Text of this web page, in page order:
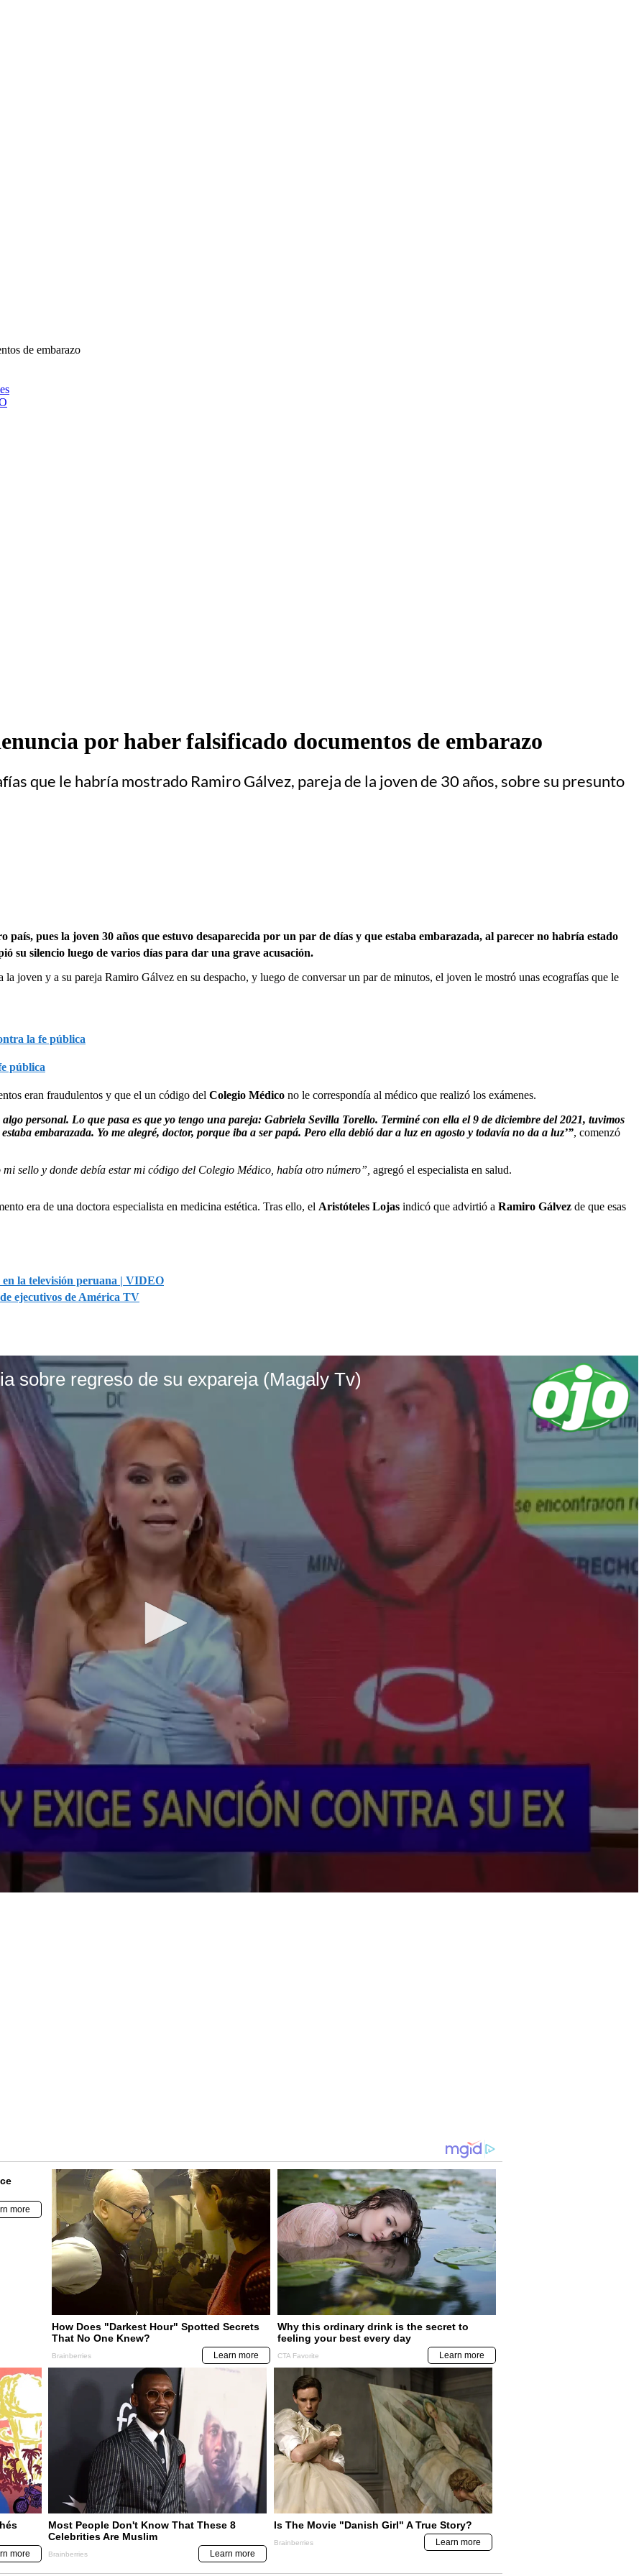
de embarazo
por haber falsificado documentos de embarazo
que le habría mostrado Ramiro Gálvez, pareja de la joven de 30 años, sobre su presunto
país, pues la joven 30 años que estuvo desaparecida por un par de días y que estaba embarazada, al parecer no habría estado
su silencio luego de varios días para dar una grave acusación.
joven y a su pareja Ramiro Gálvez en su despacho, y luego de conversar un par de minutos, el joven le mostró unas ecografías que le
pública
eran fraudulentos y que el un código del Colegio Médico no le correspondía al médico que realizó los exámenes.
personal. Lo que pasa es que yo tengo una pareja: Gabriela Sevilla Torello. Terminé con ella el 9 de diciembre del 2021, tuvimos
embarazada. Yo me alegré, doctor, porque iba a ser papá. Pero ella debió dar a luz en agosto y todavía no da a luz’”, comenzó
sello y donde debía estar mi código del Colegio Médico, había otro número”, agregó el especialista en salud.
era de una doctora especialista en medicina estética. Tras ello, el Aristóteles Lojas indicó que advirtió a Ramiro Gálvez de que esas
en la televisión peruana | VIDEO
ejecutivos de América TV
sobre regreso de su expareja (Magaly Tv)